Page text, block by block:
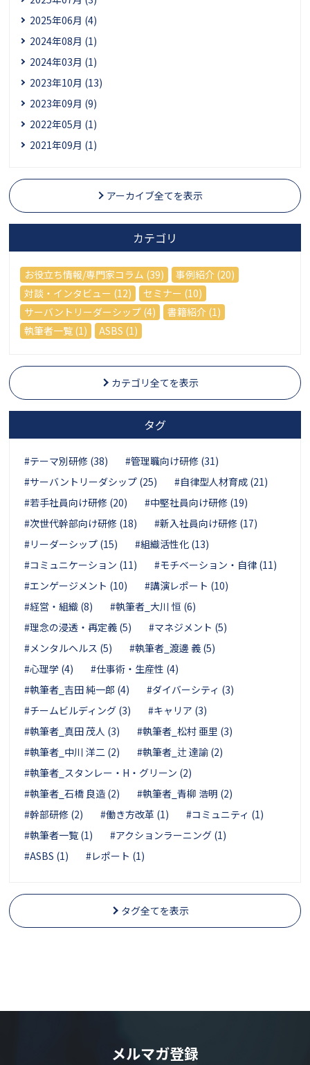
2025年06月 (4)
2024年08月 (1)
2024年03月 (1)
2023年10月 (13)
2023年09月 (9)
2022年05月 (1)
2021年09月 (1)
アーカイブ全てを表示
カテゴリ
お役立ち情報/専門家コラム (39)
事例紹介 (20)
対談・インタビュー (12)
セミナー (10)
サーバントリーダーシップ (4)
書籍紹介 (1)
執筆者一覧 (1)
ASBS (1)
カテゴリ全てを表示
タグ
#テーマ別研修 (38)
#管理職向け研修 (31)
#サーバントリーダシップ (25)
#自律型人材育成 (21)
#若手社員向け研修 (20)
#中堅社員向け研修 (19)
#次世代幹部向け研修 (18)
#新入社員向け研修 (17)
#リーダーシップ (15)
#組織活性化 (13)
#コミュニケーション (11)
#モチベーション・自律 (11)
#エンゲージメント (10)
#講演レポート (10)
#経営・組織 (8)
#執筆者_大川 恒 (6)
#理念の浸透・再定義 (5)
#マネジメント (5)
#メンタルヘルス (5)
#執筆者_渡邊 義 (5)
#心理学 (4)
#仕事術・生産性 (4)
#執筆者_吉田 純一郎 (4)
#ダイバーシティ (3)
#チームビルディング (3)
#キャリア (3)
#執筆者_真田 茂人 (3)
#執筆者_松村 亜里 (3)
#執筆者_中川 洋二 (2)
#執筆者_辻 達諭 (2)
#執筆者_スタンレー・H・グリーン (2)
#執筆者_石橋 良造 (2)
#執筆者_青柳 浩明 (2)
#幹部研修 (2)
#働き方改革 (1)
#コミュニティ (1)
#執筆者一覧 (1)
#アクションラーニング (1)
#ASBS (1)
#レポート (1)
タグ全てを表示
メルマガ登録